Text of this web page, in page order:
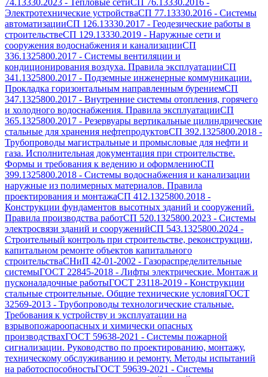
74.13330.2023 - Тепловые сетиСП 76.13330.2016 -
Электротехнические устройстваСП 77.13330.2016 - Системы
автоматизацииСП 126.13330.2017 - Геодезические работы в
строительствеСП 129.13330.2019 - Наружные сети и
сооружения водоснабжения и канализацииСП
336.1325800.2017 - Системы вентиляции и
кондиционирования воздуха. Правила эксплуатацииСП
341.1325800.2017 - Подземные инженерные коммуникации.
Прокладка горизонтальным направленным бурениемСП
347.1325800.2017 - Внутренние системы отопления, горячего
и холодного водоснабжения. Правила эксплуатацииСП
365.1325800.2017 - Резервуары вертикальные цилиндрические
стальные для хранения нефтепродуктовСП 392.1325800.2018 -
Трубопроводы магистральные и промысловые для нефти и
газа. Исполнительная документация при строительстве.
Формы и требования к ведению и оформлениюСП
399.1325800.2018 - Системы водоснабжения и канализации
наружные из полимерных материалов. Правила
проектирования и монтажаСП 412.1325800.2018 -
Конструкции фундаментов высотных зданий и сооружений.
Правила производства работСП 520.1325800.2023 - Системы
электросвязи зданий и сооруженийСП 543.1325800.2024 -
Строительный контроль при строительстве, реконструкции,
капитальном ремонте объектов капитального
строительстваСНиП 42-01-2002 - Газораспределительные
системыГОСТ 22845-2018 - Лифты электрические. Монтаж и
пусконаладочные работыГОСТ 23118-2019 - Конструкции
стальные строительные. Общие технические условияГОСТ
32569-2013 - Трубопроводы технологические стальные.
Требования к устройству и эксплуатации на
взрывопожароопасных и химически опасных
производствахГОСТ 59638-2021 - Системы пожарной
сигнализации. Руководство по проектированию, монтажу,
техническому обслуживанию и ремонту. Методы испытаний
на работоспособностьГОСТ 59639-2021 - Системы